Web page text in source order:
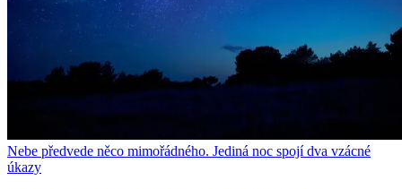
Nebe předvede něco mimořádného. Jediná noc spojí dva vzácné
úkazy